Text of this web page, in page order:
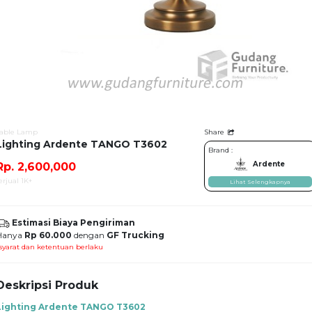
Lamp
Ardente TANGO T3602
2,600,000
1K+
Share
Brand :
Ardente
Lihat Selengkapnya
Estimasi Biaya Pengiriman
Rp 60.000 dengan GF Trucking
dan ketentuan berlaku
Produk
Ardente TANGO T3602